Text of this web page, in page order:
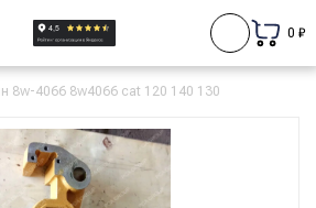
0 ₽
8w-4066 8w4066 cat 120 140 130